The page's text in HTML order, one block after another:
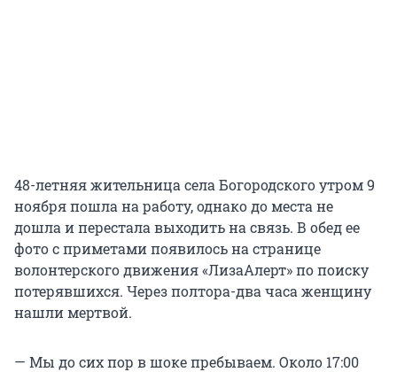
48-летняя жительница села Богородского утром 9
ноября пошла на работу, однако до места не
дошла и перестала выходить на связь. В обед ее
фото с приметами появилось на странице
волонтерского движения «ЛизаАлерт» по поиску
потерявшихся. Через полтора-два часа женщину
нашли мертвой.
— Мы до сих пор в шоке пребываем. Около 17:00